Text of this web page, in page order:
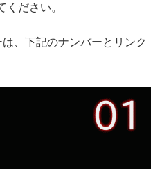
ください。
、下記のナンバーとリンク